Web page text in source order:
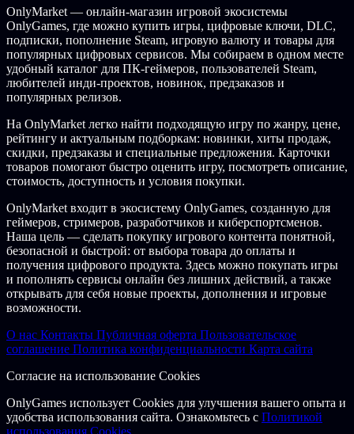
OnlyMarket — онлайн-магазин игровой экосистемы
OnlyGames, где можно купить игры, цифровые ключи, DLC,
подписки, пополнение Steam, игровую валюту и товары для
популярных цифровых сервисов. Мы собираем в одном месте
удобный каталог для ПК-геймеров, пользователей Steam,
любителей инди-проектов, новинок, предзаказов и
популярных релизов.
На OnlyMarket легко найти подходящую игру по жанру, цене,
рейтингу и актуальным подборкам: новинки, хиты продаж,
скидки, предзаказы и специальные предложения. Карточки
товаров помогают быстро оценить игру, посмотреть описание,
стоимость, доступность и условия покупки.
OnlyMarket входит в экосистему OnlyGames, созданную для
геймеров, стримеров, разработчиков и киберспортсменов.
Наша цель — сделать покупку игрового контента понятной,
безопасной и быстрой: от выбора товара до оплаты и
получения цифрового продукта. Здесь можно покупать игры
и пополнять сервисы онлайн без лишних действий, а также
открывать для себя новые проекты, дополнения и игровые
возможности.
О нас Контакты Публичная оферта Пользовательское
соглашение Политика конфиденциальности Карта сайта
Согласие на использование Cookies
OnlyGames использует Cookies для улучшения вашего опыта и
удобства использования сайта. Ознакомьтесь с Политикой